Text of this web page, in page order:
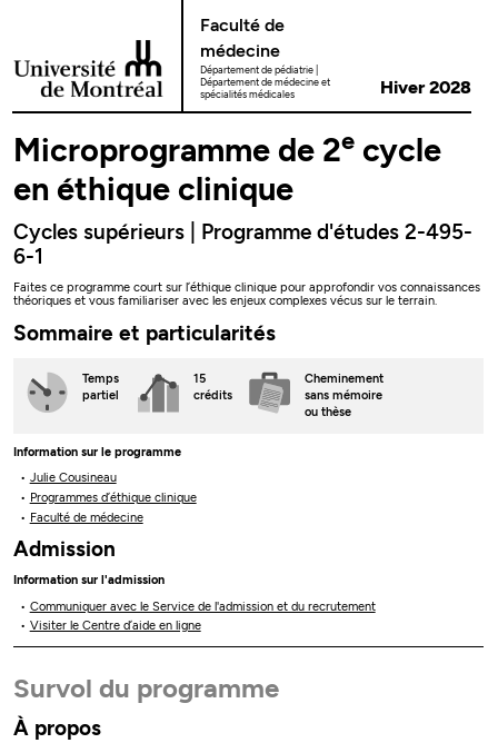
Faculté de
médecine
Département de pédiatrie
Département de médecine et
spécialités médicales
Hiver 2028
Microprogramme de 2e cycle
en éthique clinique
Cycles supérieurs | Programme d'études 2-495-
6-1
Faites ce programme court sur l’éthique clinique pour approfondir vos connaissances
théoriques et vous familiariser avec les enjeux complexes vécus sur le terrain.
Sommaire et particularités
Temps
partiel
15
crédits
Cheminement
sans mémoire
ou thèse
Information sur le programme
Julie Cousineau
Programmes d’éthique clinique
Faculté de médecine
Admission
Information sur l'admission
Communiquer avec le Service de l'admission et du recrutement
Visiter le Centre d’aide en ligne
Survol du programme
À propos